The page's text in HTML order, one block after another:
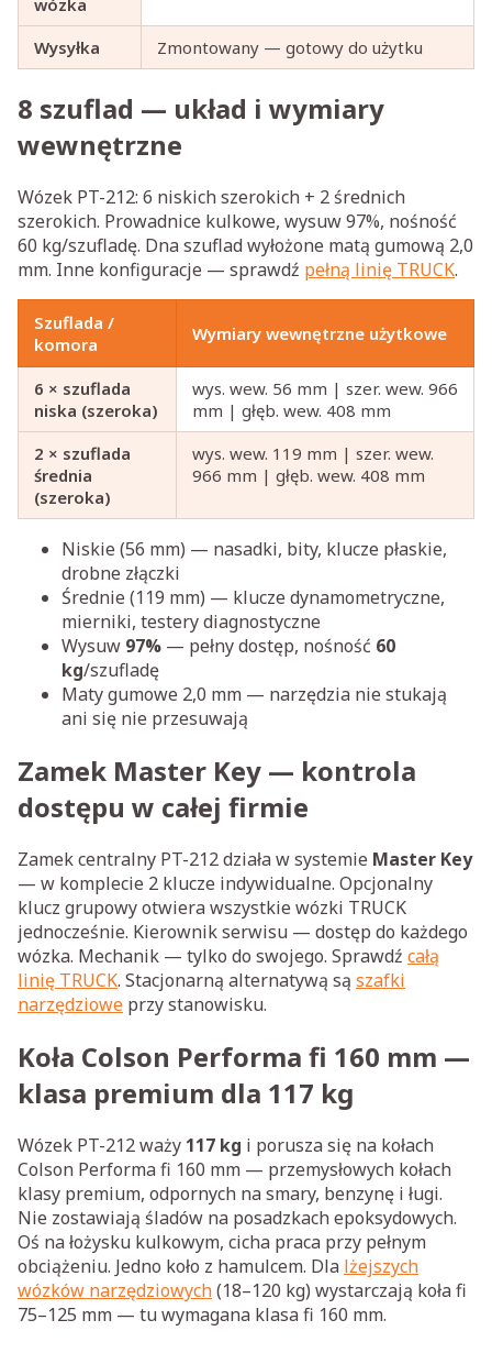
Wysyłka
Zmontowany — gotowy do użytku
8 szuflad — układ i wymiary
wewnętrzne
Wózek PT-212: 6 niskich szerokich + 2 średnich
szerokich. Prowadnice kulkowe, wysuw 97%, nośność
60 kg/szufladę. Dna szuflad wyłożone matą gumową 2,0
mm. Inne konfiguracje — sprawdź pełną linię TRUCK.
Szuflada /
komora
Wymiary wewnętrzne użytkowe
6 × szuflada
niska (szeroka)
wys. wew. 56 mm | szer. wew. 966
mm | głęb. wew. 408 mm
2 × szuflada
średnia
(szeroka)
wys. wew. 119 mm | szer. wew.
966 mm | głęb. wew. 408 mm
Niskie (56 mm) — nasadki, bity, klucze płaskie,
drobne złączki
Średnie (119 mm) — klucze dynamometryczne,
mierniki, testery diagnostyczne
Wysuw 97% — pełny dostęp, nośność 60
kg/szufladę
Maty gumowe 2,0 mm — narzędzia nie stukają
ani się nie przesuwają
Zamek Master Key — kontrola
dostępu w całej firmie
Zamek centralny PT-212 działa w systemie Master Key
— w komplecie 2 klucze indywidualne. Opcjonalny
klucz grupowy otwiera wszystkie wózki TRUCK
jednocześnie. Kierownik serwisu — dostęp do każdego
wózka. Mechanik — tylko do swojego. Sprawdź całą
linię TRUCK. Stacjonarną alternatywą są szafki
narzędziowe przy stanowisku.
Koła Colson Performa fi 160 mm —
klasa premium dla 117 kg
Wózek PT-212 waży 117 kg i porusza się na kołach
Colson Performa fi 160 mm — przemysłowych kołach
klasy premium, odpornych na smary, benzynę i ługi.
Nie zostawiają śladów na posadzkach epoksydowych.
Oś na łożysku kulkowym, cicha praca przy pełnym
obciążeniu. Jedno koło z hamulcem. Dla lżejszych
wózków narzędziowych(18–120 kg) wystarczają koła fi
75–125 mm — tu wymagana klasa fi 160 mm.